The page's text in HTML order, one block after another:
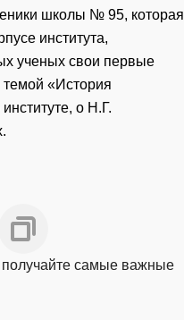
школы № 95, которая
института,
ученых свои первые
«История
о Н.Г.
самые важные